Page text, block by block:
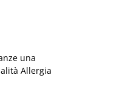
una
Allergia